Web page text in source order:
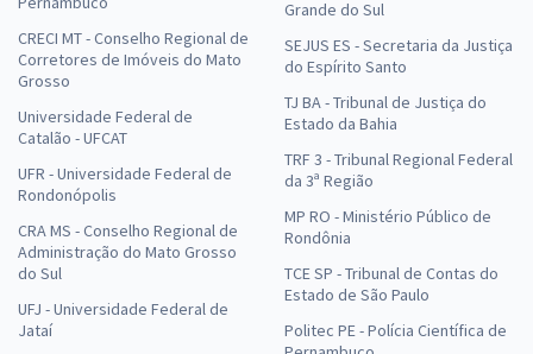
CRECI MT - Conselho Regional de
Corretores de Imóveis do Mato
Grosso
Universidade Federal de
Catalão - UFCAT
UFR - Universidade Federal de
Rondonópolis
CRA MS - Conselho Regional de
Administração do Mato Grosso
do Sul
UFJ - Universidade Federal de
Jataí
Grande do Sul
SEJUS ES - Secretaria da Justiça
do Espírito Santo
TJ BA - Tribunal de Justiça do
Estado da Bahia
TRF 3 - Tribunal Regional Federal
da 3ª Região
MP RO - Ministério Público de
Rondônia
TCE SP - Tribunal de Contas do
Estado de São Paulo
Politec PE - Polícia Científica de